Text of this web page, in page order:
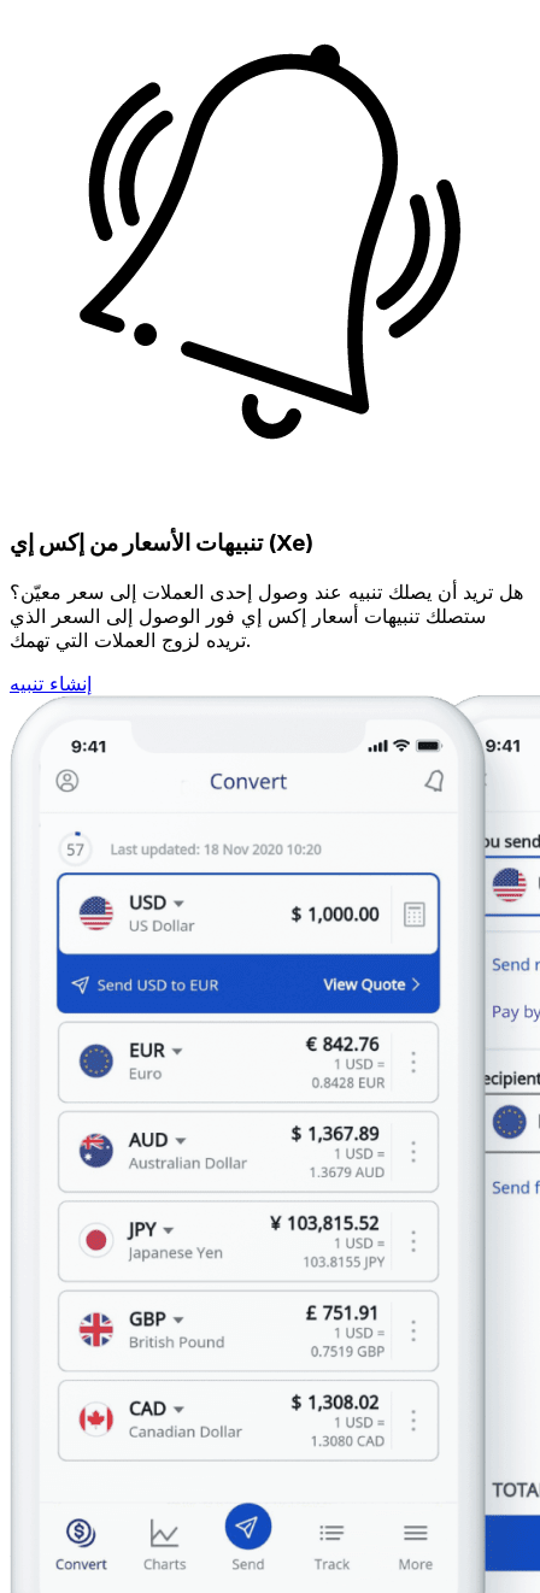
تنبيهات الأسعار من إكس إي (Xe)
هل تريد أن يصلك تنبيه عند وصول إحدى العملات إلى سعر معيّن؟
ستصلك تنبيهات أسعار إكس إي فور الوصول إلى السعر الذي
تريده لزوج العملات التي تهمك.
إنشاء تنبيه